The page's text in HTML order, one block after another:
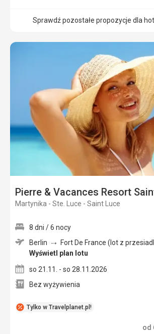
Sprawdź pozostałe propozycje dla
Pierre & Vacances Resort
Martynika - Ste. Luce - Saint Luce
Tylko w Travelplanet.pl!
8 dni / 6 nocy
Berlin
Fort De France (lot z
Wyświetl plan lotu
so 21.11. - so 28.11.2026
Bez wyżywienia
od